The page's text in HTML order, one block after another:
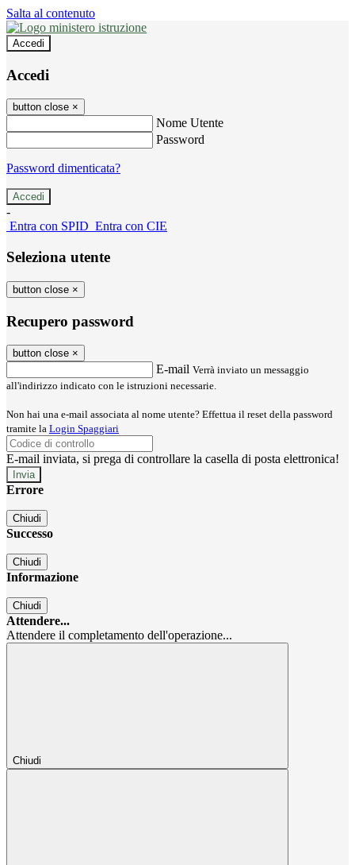
Salta al contenuto
Accedi
Accedi
button close ×
Nome Utente
Password
Password dimenticata?
-
Entra con SPID Entra con CIE
Seleziona utente
button close ×
Recupero password
button close ×
E-mail Verrà inviato un messaggio
all'indirizzo indicato con le istruzioni necessarie.
Non hai una e-mail associata al nome utente? Effettua il reset della password
tramite la Login Spaggiari
E-mail inviata, si prega di controllare la casella di posta elettronica!
Errore
Chiudi
Successo
Chiudi
Informazione
Chiudi
Attendere...
Attendere il completamento dell'operazione...
Chiudi